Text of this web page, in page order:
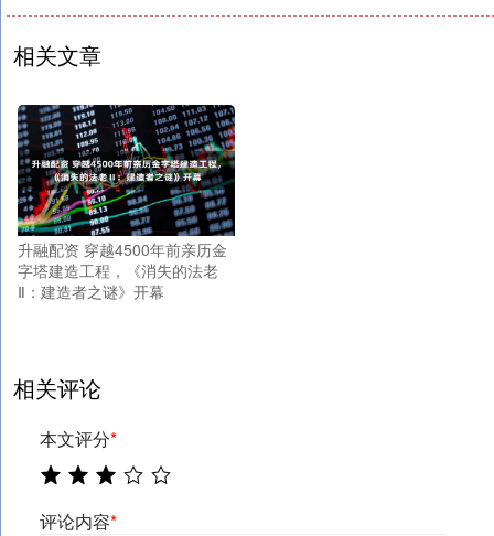
相关文章
升融配资 穿越4500年前亲历金
字塔建造工程，《消失的法老
Ⅱ：建造者之谜》开幕
相关评论
本文评分*
评论内容*